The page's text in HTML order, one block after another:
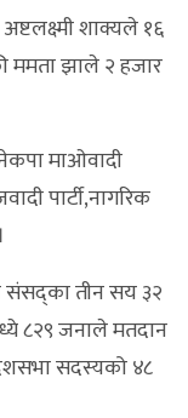
शाक्यले १६
ममता झाले २ हजार
माओवादी
पार्टी,नागरिक
संसद्का तीन सय ३२
८२९ जनाले मतदान
सदस्यको ४८